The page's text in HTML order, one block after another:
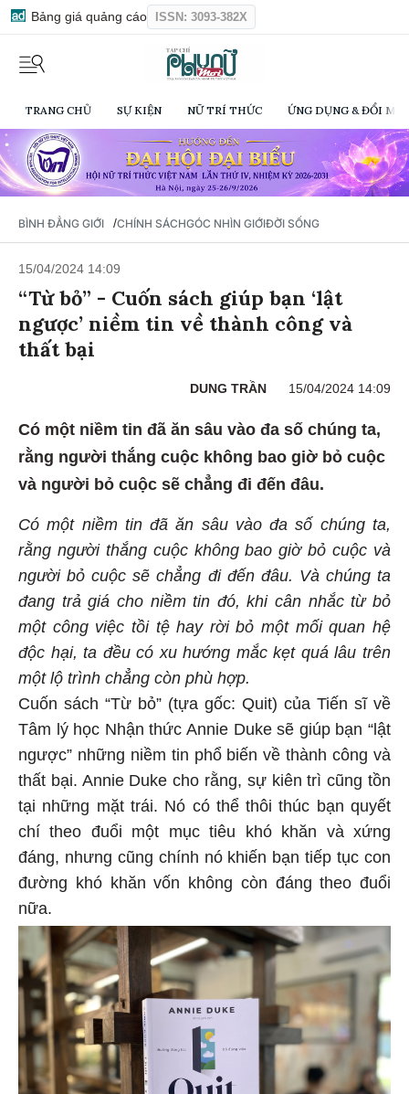
Bảng giá quảng cáo ISSN: 3093-382X
TRANG CHỦ SỰ KIỆN NỮ TRÍ THỨC ỨNG DỤNG & ĐỔI
BÌNH ĐẲNG GIỚI /CHÍNH SÁCHGÓC NHÌN GIỚIĐỜI SỐNG
15/04/2024 14:09
“Từ bỏ” - Cuốn sách giúp bạn ‘lật
ngược’ niềm tin về thành công và
thất bại
DUNG TRẦN 15/04/2024 14:09
Có một niềm tin đã ăn sâu vào đa số chúng ta,
rằng người thắng cuộc không bao giờ bỏ cuộc
và người bỏ cuộc sẽ chẳng đi đến đâu.
Có một niềm tin đã ăn sâu vào đa số chúng ta,
rằng người thắng cuộc không bao giờ bỏ cuộc và
người bỏ cuộc sẽ chẳng đi đến đâu. Và chúng ta
đang trả giá cho niềm tin đó, khi cân nhắc từ bỏ
một công việc tồi tệ hay rời bỏ một mối quan hệ
độc hại, ta đều có xu hướng mắc kẹt quá lâu trên
một lộ trình chẳng còn phù hợp.
Cuốn sách “Từ bỏ” (tựa gốc: Quit) của Tiến sĩ về
Tâm lý học Nhận thức Annie Duke sẽ giúp bạn “lật
ngược” những niềm tin phổ biến về thành công và
thất bại. Annie Duke cho rằng, sự kiên trì cũng tồn
tại những mặt trái. Nó có thể thôi thúc bạn quyết
chí theo đuổi một mục tiêu khó khăn và xứng
đáng, nhưng cũng chính nó khiến bạn tiếp tục con
đường khó khăn vốn không còn đáng theo đuổi
nữa.